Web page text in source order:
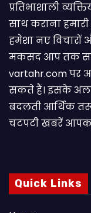
प्रतिभाशाली
साथ कराना
हमेशा नए विचारों
मकसद आप तक
vartahr.com पर
सकते हैं। इसके
बदलती आर्थिक
चटपटी खबरें
Quick Links